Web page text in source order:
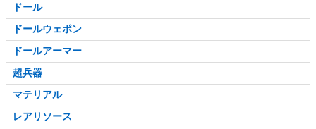
ドール
ドールウェポン
ドールアーマー
超兵器
マテリアル
レアリソース